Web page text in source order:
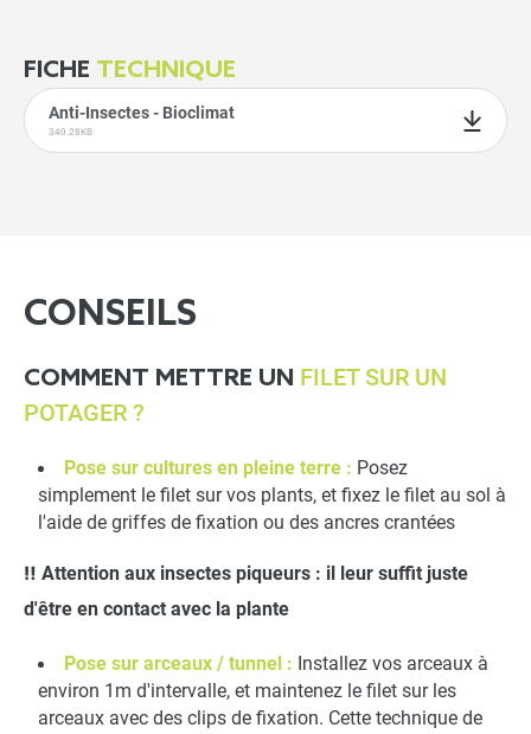
FICHE TECHNIQUE
Anti-Insectes - Bioclimat
340.28KB
CONSEILS
COMMENT METTRE UN FILET SUR UN
POTAGER ?
Pose sur cultures en pleine terre : Posez
simplement le filet sur vos plants, et fixez le filet au sol à
l'aide de griffes de fixation ou des ancres crantées
‼️ Attention aux insectes piqueurs : il leur suffit juste
d'être en contact avec la plante
Pose sur arceaux / tunnel : Installez vos arceaux à
environ 1m d'intervalle, et maintenez le filet sur les
arceaux avec des clips de fixation. Cette technique de